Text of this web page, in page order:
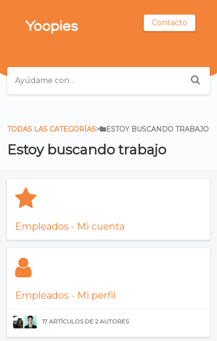
Contacto
TODAS LAS CATEGORÍAS​>​ ​ESTOY BUSCANDO TRABAJO
Estoy buscando trabajo
Empleados - Mi cuenta
Empleados - Mi perfil
17 ARTÍCULOS DE 2 AUTORES